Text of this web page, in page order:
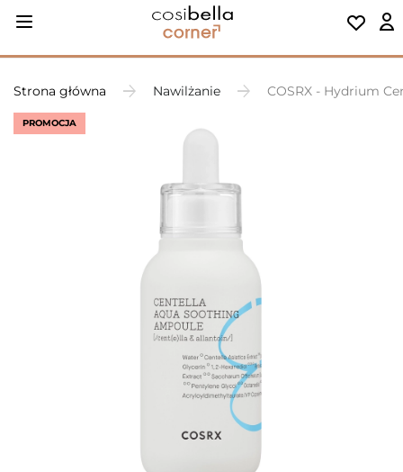
Strona główna Nawilżanie COSRX - Hydrium
PROMOCJA